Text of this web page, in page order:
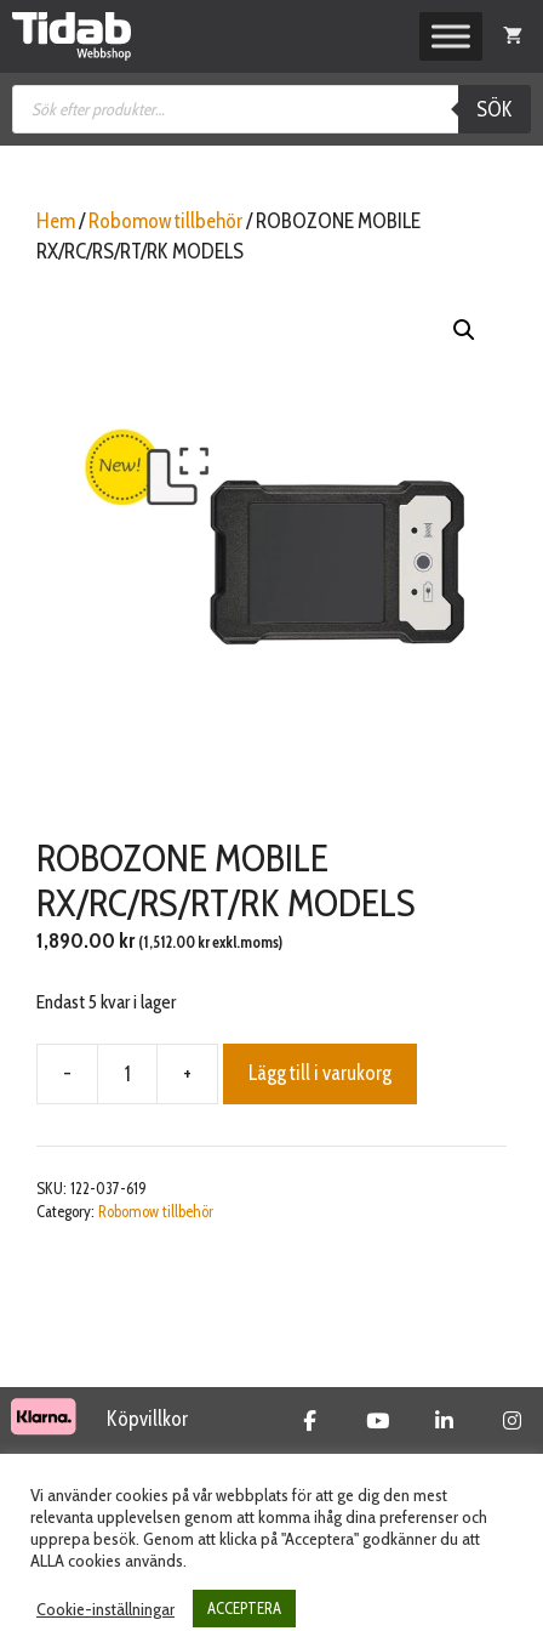
Hoppa
Produktsökning
SÖK
Hem/ Robomow tillbehör/ ROBOZONE MOBILE
RX/RC/RS/RT/RK MODELS
ROBOZONE MOBILE
RX/RC/RS/RT/RK MODELS
1,890.00 kr (1,512.00 krexkl.moms)
Endast 5 kvar i lager
-
ROBOZONE
RX/RC/RS/RT/RK
+ Lägg till i varukorg
SKU: 122-037-619
Category: Robomow tillbehör
Köpvillkor
© 2026 Tidab AB - All Rights Reserved
Vi använder cookies på vår webbplats för att ge dig den mest
relevanta upplevelsen genom att komma ihåg dina preferenser och
upprepa besök. Genom att klicka på "Acceptera" godkänner du att
ALLA cookies används.
Cookie-inställningar ACCEPTERA